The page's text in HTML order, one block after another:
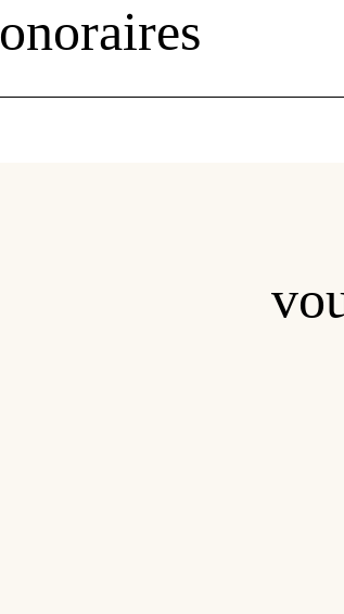
onoraires